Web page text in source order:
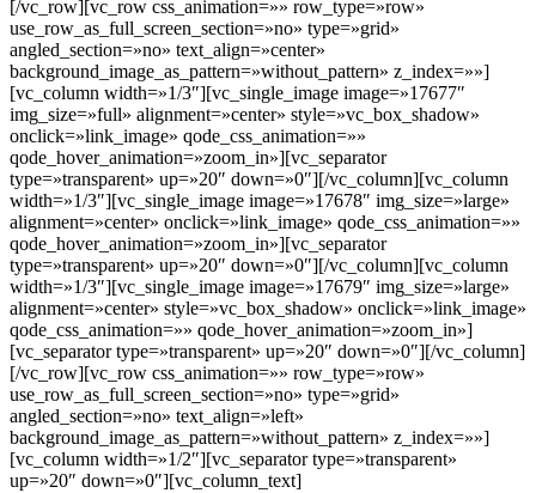
[/vc_row][vc_row css_animation=»» row_type=»row»
use_row_as_full_screen_section=»no» type=»grid»
angled_section=»no» text_align=»center»
background_image_as_pattern=»without_pattern» z_index=»»]
[vc_column width=»1/3″][vc_single_image image=»17677″
img_size=»full» alignment=»center» style=»vc_box_shadow»
onclick=»link_image» qode_css_animation=»»
qode_hover_animation=»zoom_in»][vc_separator
type=»transparent» up=»20″ down=»0″][/vc_column][vc_column
width=»1/3″][vc_single_image image=»17678″ img_size=»large»
alignment=»center» onclick=»link_image» qode_css_animation=»»
qode_hover_animation=»zoom_in»][vc_separator
type=»transparent» up=»20″ down=»0″][/vc_column][vc_column
width=»1/3″][vc_single_image image=»17679″ img_size=»large»
alignment=»center» style=»vc_box_shadow» onclick=»link_image»
qode_css_animation=»» qode_hover_animation=»zoom_in»]
[vc_separator type=»transparent» up=»20″ down=»0″][/vc_column]
[/vc_row][vc_row css_animation=»» row_type=»row»
use_row_as_full_screen_section=»no» type=»grid»
angled_section=»no» text_align=»left»
background_image_as_pattern=»without_pattern» z_index=»»]
[vc_column width=»1/2″][vc_separator type=»transparent»
up=»20″ down=»0″][vc_column_text]